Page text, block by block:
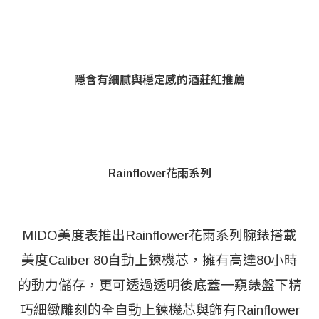
隱含有細膩與穩定感的酒莊紅推薦
Rainflower花雨系列
MIDO美度表推出Rainflower花雨系列腕錶搭載
美度Caliber 80自動上鍊機芯，擁有高達80小時
的動力儲存，更可透過透明後底蓋一窺錶盤下精
巧細緻雕刻的全自動上鍊機芯與飾有Rainflower